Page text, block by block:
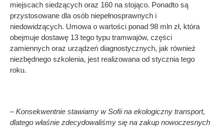
miejscach siedzących oraz 160 na stojąco. Ponadto są
przystosowane dla osób niepełnosprawnych i
niedowidzących. Umowa o wartości ponad 98 mln zł, która
obejmuje dostawę 13 tego typu tramwajów, części
zamiennych oraz urządzeń diagnostycznych, jak również
niezbędnego szkolenia, jest realizowana od stycznia tego
roku.
– Konsekwentnie stawiamy w Sofii na ekologiczny transport,
dlatego właśnie zdecydowaliśmy się na zakup nowoczesnych